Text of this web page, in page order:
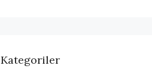
Kategoriler